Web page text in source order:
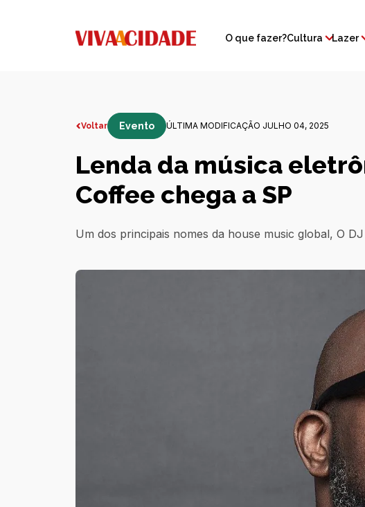
O que fazer?Cultura Lazer
Voltar Evento ÚLTIMA MODIFICAÇÃO JULHO 04, 2025
Lenda da música
Coffee chega a SP
Um dos principais nomes da house music global, O